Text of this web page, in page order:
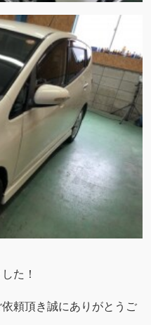
た！
頼頂き誠にありがとうご